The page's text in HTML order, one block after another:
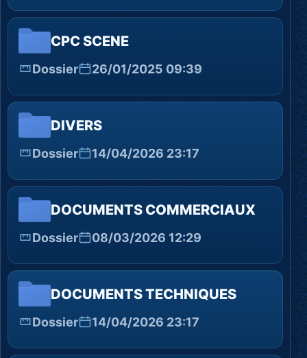
CPC SCENE
Dossier 26/01/2025 09:39
DIVERS
Dossier 14/04/2026 23:17
DOCUMENTS COMMERCIAUX
Dossier 08/03/2026 12:29
DOCUMENTS TECHNIQUES
Dossier 14/04/2026 23:17